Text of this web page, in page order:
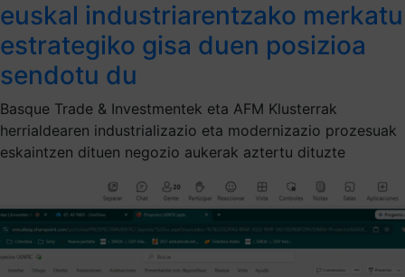
euskal industriarentzako merkatu
estrategiko gisa duen posizioa
sendotu du
Basque Trade & Investmentek eta AFM Klusterrak
herrialdearen industrializazio eta modernizazio prozesuak
eskaintzen dituen negozio aukerak aztertu dituzte